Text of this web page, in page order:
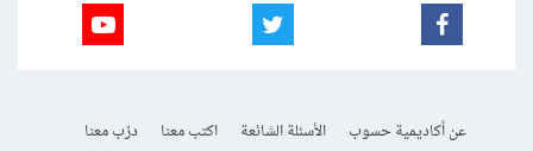
عن أكاديمية حسوب الأسئلة الشائعة اكتب معنا
درّب معنا